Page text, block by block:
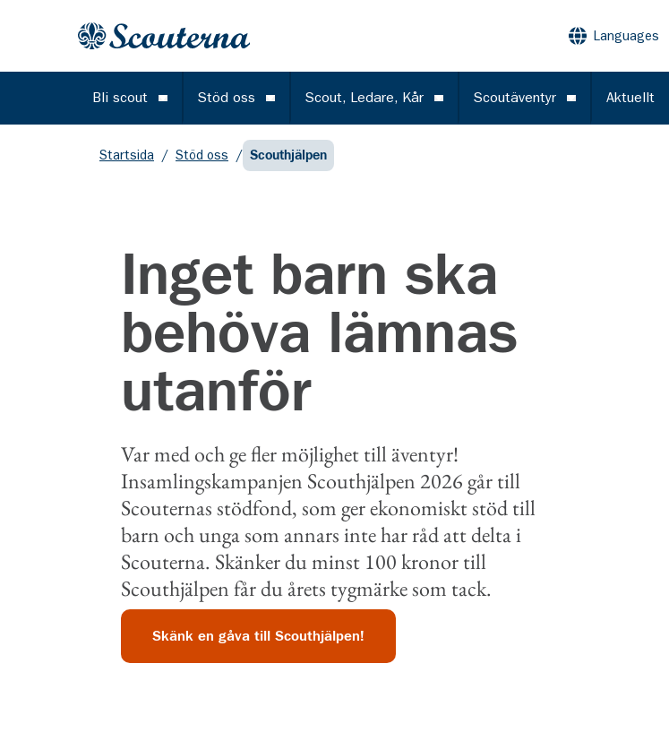
Gå till huvudinnehållet
Languages
Bli scout Öppna meny
Stöd oss Öppna meny
Scout, Ledare, Kår Öppna meny
Scoutäventyr Öppna meny
Aktuellt
Startsida / Stöd oss / Scouthjälpen
Inget barn ska
behöva lämnas
utanför
Var med och ge fler möjlighet till äventyr!
Insamlingskampanjen Scouthjälpen 2026 går till
Scouternasstödfond, som ger ekonomiskt stöd till
barn och ungasom annars inte har råd att delta i
Scouterna. Skänker duminst 100 kronor till
Scouthjälpenfår duårets tygmärke som tack.
Skänk en gåva till Scouthjälpen!